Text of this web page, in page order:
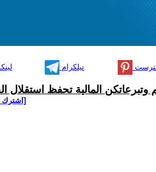
تيلكرام
وتبرعاتكن المالية تحفظ استقلال
[اشترك